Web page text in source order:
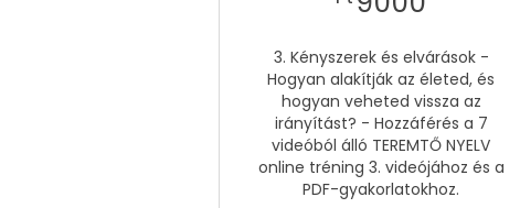
3. Kényszerek és elvárások -
Hogyan alakítják az életed, és
hogyan veheted vissza az
irányítást? - Hozzáférés a 7
videóból álló TEREMTŐ NYELV
online tréning 3. videójához és a
PDF-gyakorlatokhoz.